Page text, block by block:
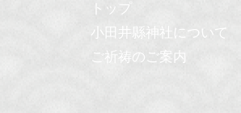
トップ
小田井縣神社について
ご祈祷のご案内